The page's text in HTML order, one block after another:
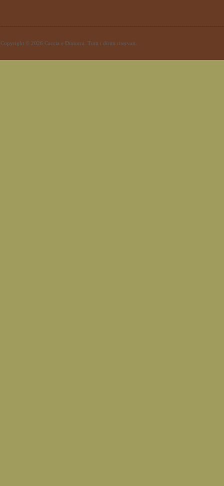
Copyright © 2026 Caccia e Dintorni. Tutti i diritti riservati.